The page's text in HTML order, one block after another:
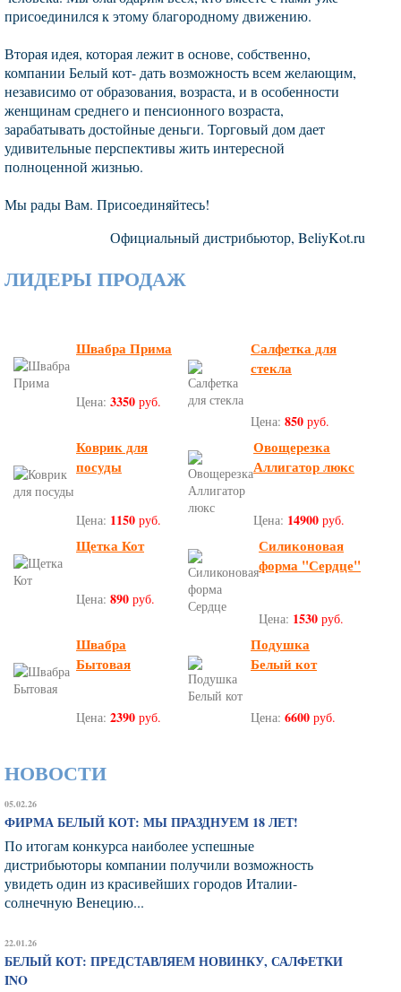
присоединился к этому благородному движению.
Вторая идея, которая лежит в основе, собственно,
компании Белый кот- дать возможность всем желающим,
независимо от образования, возраста, и в особенности
женщинам среднего и пенсионного возраста,
зарабатывать достойные деньги. Торговый дом дает
удивительные перспективы жить интересной
полноценной жизнью.
Мы рады Вам. Присоединяйтесь!
Официальный дистрибьютор, BeliyKot.ru
ЛИДЕРЫ ПРОДАЖ
Швабра Прима
Цена: 3350 руб.
Салфетка для
стекла
Цена: 850 руб.
Коврик для
посуды
Цена: 1150 руб.
Овощерезка
Аллигатор люкс
Цена: 14900 руб.
Щетка Кот
Цена: 890 руб.
Силиконовая
форма "Сердце"
Цена: 1530 руб.
Швабра
Бытовая
Цена: 2390 руб.
Подушка
Белый кот
Цена: 6600 руб.
НОВОСТИ
05.02.26
ФИРМА БЕЛЫЙ КОТ: МЫ ПРАЗДНУЕМ 18 ЛЕТ!
По итогам конкурса наиболее успешные
дистрибьюторы компании получили возможность
увидеть один из красивейших городов Италии-
солнечную Венецию...
22.01.26
БЕЛЫЙ КОТ: ПРЕДСТАВЛЯЕМ НОВИНКУ, САЛФЕТКИ
INO